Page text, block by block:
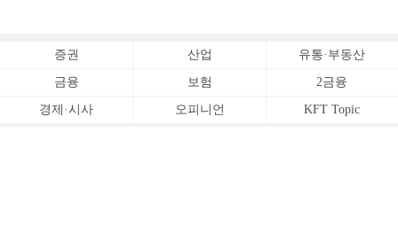
증권 산업 유통·부동산
금융 보험 2금융
경제·시사 오피니언 KFT Topic